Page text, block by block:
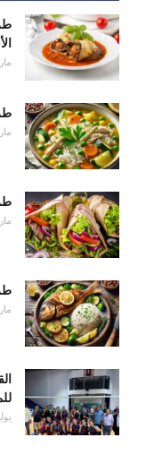
مارس
مارس
مارس
مارس
يوليو